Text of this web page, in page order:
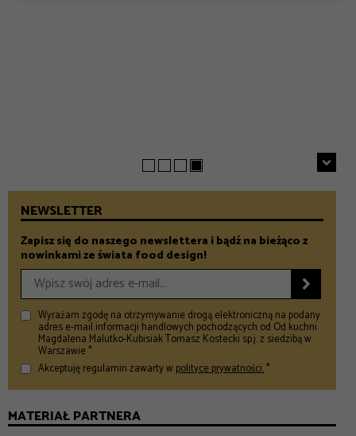
NEWSLETTER
Zapisz się do naszego newslettera i bądź na bieżąco z
nowinkami ze świata food design!

Wyrażam zgodę na otrzymywanie drogą elektroniczną na podany
adres e-mail informacji handlowych pochodzących od Od kuchni
Magdalena Malutko-Kubisiak Tomasz Kostecki sp.j. z siedzibą w
Warszawie *
Akceptuję regulamin zawarty wpolityce prywatności.*
MATERIAŁ PARTNERA